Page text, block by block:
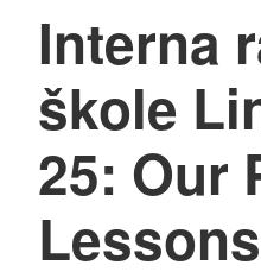
Interna
škole
25: Our